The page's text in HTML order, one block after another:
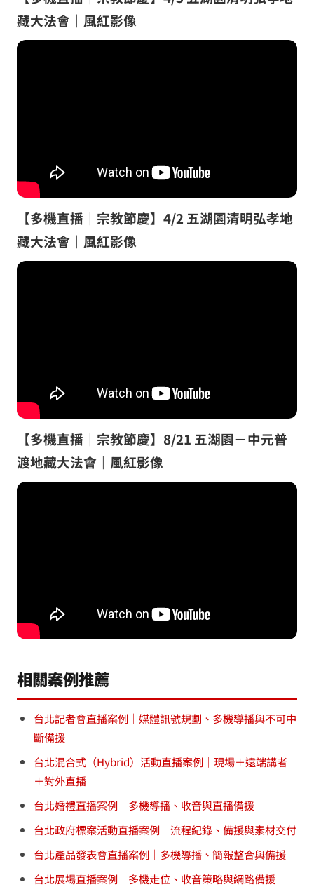
藏大法會｜風紅影像
【多機直播｜宗教節慶】4/2 五湖園清明弘孝地
藏大法會｜風紅影像
【多機直播｜宗教節慶】8/21 五湖園－中元普
渡地藏大法會｜風紅影像
相關案例推薦
台北記者會直播案例｜媒體訊號規劃、多機導播與不可中
斷備援
台北混合式（Hybrid）活動直播案例｜現場＋遠端講者
＋對外直播
台北婚禮直播案例｜多機導播、收音與直播備援
台北政府標案活動直播案例｜流程紀錄、備援與素材交付
台北產品發表會直播案例｜多機導播、簡報整合與備援
台北展場直播案例｜多機走位、收音策略與網路備援